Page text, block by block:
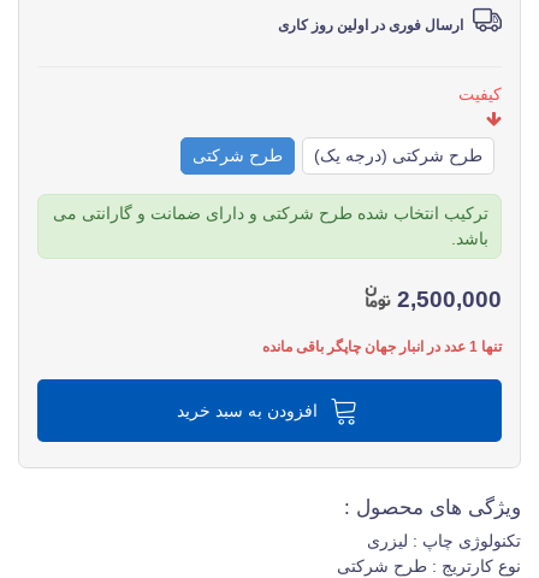
ارسال فوری در اولین روز کاری
کیفیت
طرح شرکتی (درجه یک) طرح شرکتی
ترکیب انتخاب شده طرح شرکتی و دارای ضمانت و گارانتی می
باشد.
2,500,000
تنها 1 عدد در انبار جهان چاپگر باقی مانده
افزودن به سبد خرید
ویژگی های محصول :
تکنولوژی چاپ : لیزری
نوع کارتریج : طرح شرکتی